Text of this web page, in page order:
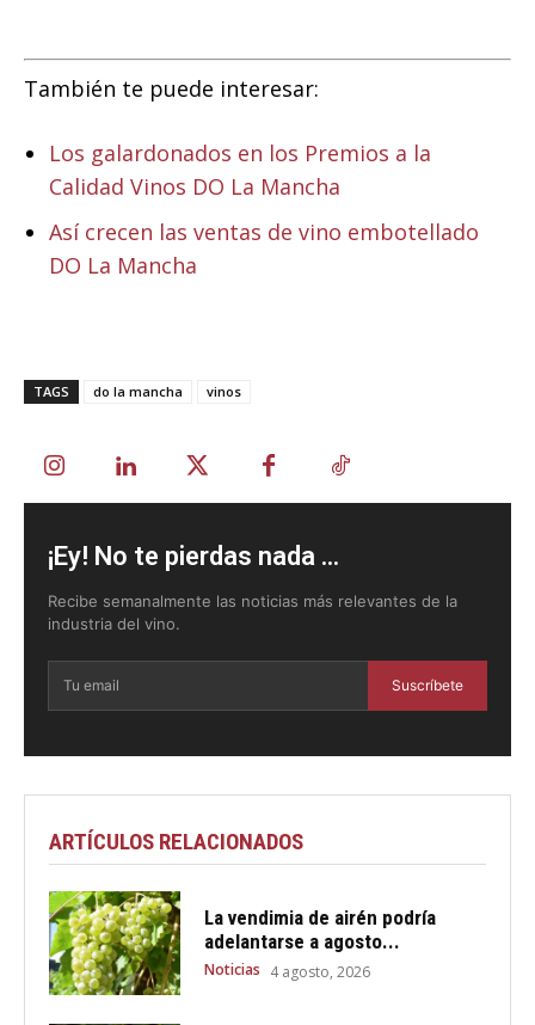
También te puede interesar:
Los galardonados en los Premios a la
Calidad Vinos DO La Mancha
Así crecen las ventas de vino embotellado
DO La Mancha
TAGS do la mancha vinos
¡Ey! No te pierdas nada ...
Recibe semanalmente las noticias más relevantes de la
industria del vino.
Suscríbete
ARTÍCULOS RELACIONADOS
La vendimia de airén podría
adelantarse a agosto...
Noticias 4 agosto, 2026